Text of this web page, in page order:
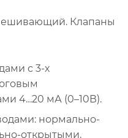
Клапаны
с 3-х
4…20 мА (0–10В).
нормально-
открытыми.